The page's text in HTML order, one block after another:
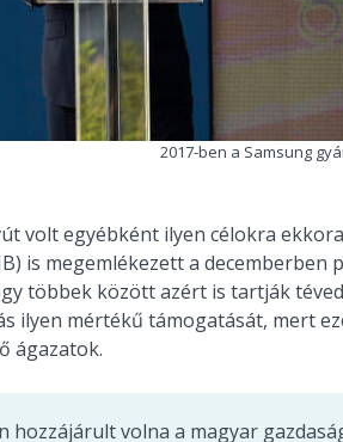
2017-ben a Samsung
volt egyébként ilyen célokra
is megemlékezett a
többek között azért is tartják
ilyen mértékű támogatását, mert
ágazatok.
hozzájárult volna a magyar